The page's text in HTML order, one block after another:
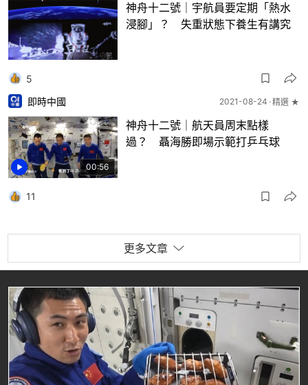
神舟十二號｜宇航員要定期「熱水
浸腳」？ 失重狀態下養生有講究
5
00:56
即時中國 2021-08-24 精選 ★
神舟十二號｜航天員周末點樣
過？ 聶海勝即場示範打乒乓球
11
更多文章